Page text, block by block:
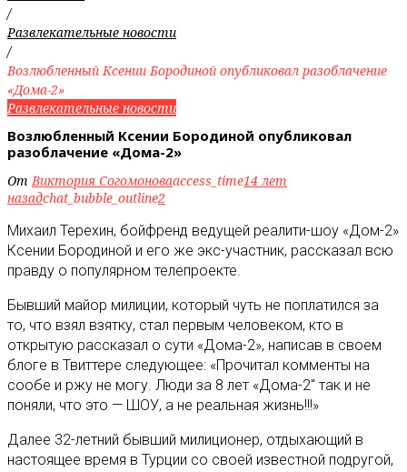
/
Развлекательные новости
/
Возлюбленный Ксении Бородиной опубликовал разоблачение
«Дома-2»
Развлекательные новости
Возлюбленный Ксении Бородиной опубликовал
разоблачение «Дома-2»
ОтВиктория Согомоноваaccess_time14 лет
назадchat_bubble_outline2
Михаил Терехин, бойфренд ведущей реалити-шоу «Дом-2»
Ксении Бородиной и его же экс-участник, рассказал всю
правду о популярном телепроекте.
Бывший майор милиции, который чуть не поплатился за
то, что взял взятку, стал первым человеком, кто в
открытую рассказал о сути «Дома-2», написав в своем
блоге в Твиттере следующее: «Прочитал комменты на
сообе и ржу не могу. Люди за 8 лет «Дома-2″ так и не
поняли, что это — ШОУ, а не реальная жизнь!!!»
Далее 32-летний бывший милиционер, отдыхающий в
настоящее время в Турции со своей известной подругой,